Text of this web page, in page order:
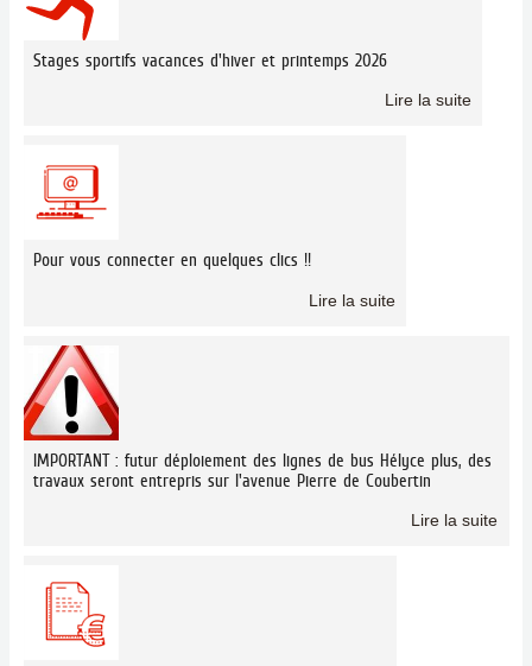
Stages sportifs vacances d'hiver et printemps 2026
Lire la suite
Pour vous connecter en quelques clics !!
Lire la suite
IMPORTANT : futur déploiement des lignes de bus Hélyce plus, des
travaux seront entrepris sur l'avenue Pierre de Coubertin
Lire la suite